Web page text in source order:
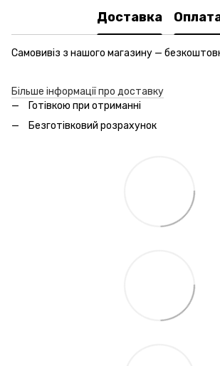
Доставка
Самовивіз з нашого магазину —
Більше інформації про доставку
Готівкою при отриманні
Безготівковий розрахунок